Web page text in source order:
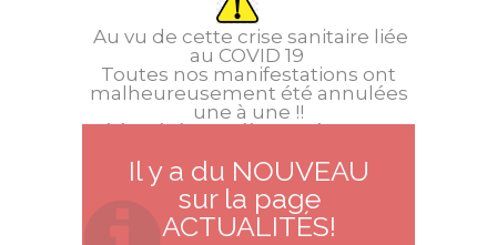
Au vu de cette crise sanitaire liée
au COVID 19
Toutes nos manifestations ont
malheureusement été annulées
une à une !!
Merci de continuer de nous
soutenir par vos dons en
cliquant ici
Il y a du NOUVEAU
sur la page
ACTUALITÉS!